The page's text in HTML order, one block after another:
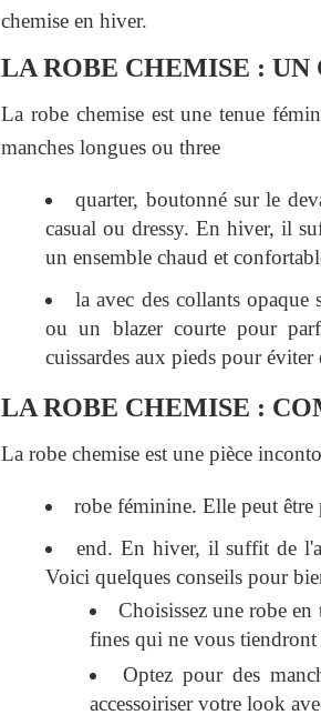
chemise en hiver.
LA ROBE CHEMISE :
La robe chemise est une tenue
manches longues ou three
quarter, boutonné sur le
casual ou dressy. En hiver, il
un ensemble chaud et
la avec des collants
ou un blazer courte pour
cuissardes aux pieds pour
LA ROBE CHEMISE :
La robe chemise est une pièce
robe féminine. Elle peut être
end. En hiver, il suffit de
Voici quelques conseils pour
Choisissez une robe
fines qui ne vous tiendront
Optez pour des
accessoiriser votre look